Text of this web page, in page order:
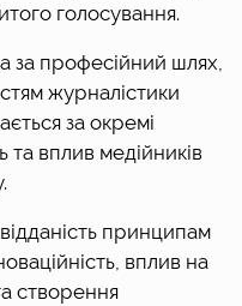
голосування.
за професійний шлях,
журналістики
за окремі
та вплив медійників
принципам
вплив на
створення